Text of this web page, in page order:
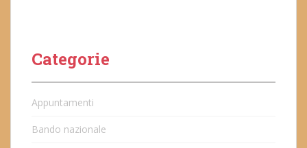
Categorie
Appuntamenti
Bando nazionale